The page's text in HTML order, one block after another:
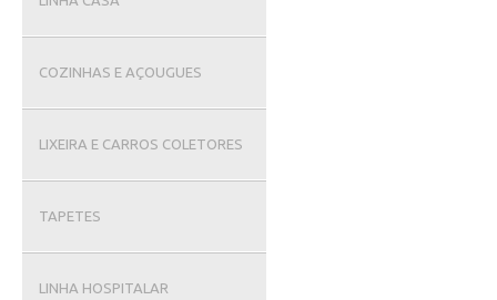
COZINHAS E AÇOUGUES
LIXEIRA E CARROS COLETORES
TAPETES
LINHA HOSPITALAR